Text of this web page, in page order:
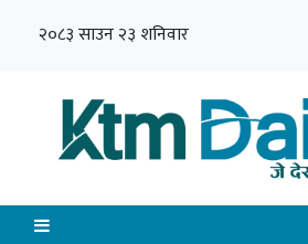
२०८३ साउन २३ शनिवार